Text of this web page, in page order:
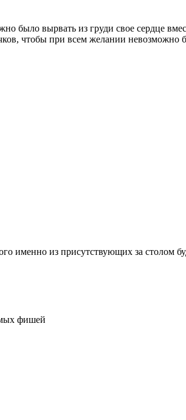
вырвать из груди свое сердце
чтобы при всем желании невозможно
именно из присутствующих за столом
фишей